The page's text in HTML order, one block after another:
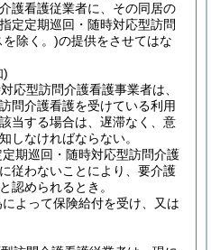
護看護従業者に、その同居の
定定期巡回・随時対応型訪問
除く。)の提供をさせてはな
)
応型訪問介護看護事業者は、
問介護看護を受けている利用
当する場合は、遅滞なく、意
しなければならない。
期巡回・随時対応型訪問介護
従わないことにより、要介護
認められるとき。
よって保険給付を受け、又は